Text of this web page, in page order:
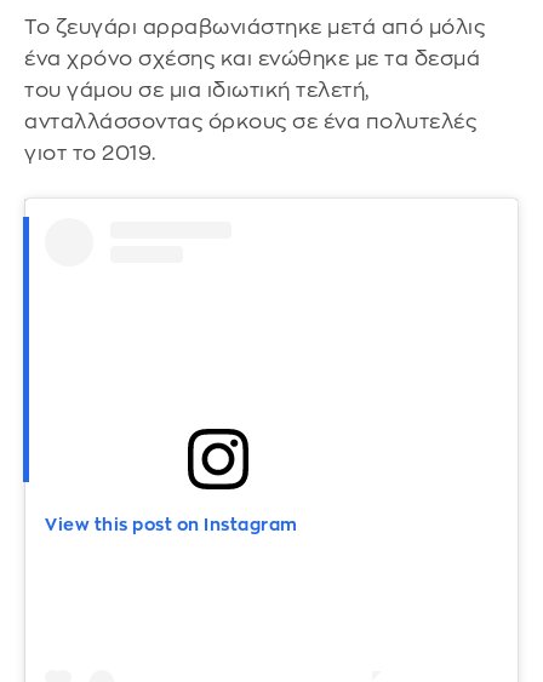
Το ζευγάρι αρραβωνιάστηκε μετά από μόλις
ένα χρόνο σχέσης και ενώθηκε με τα δεσμά
του γάμου σε μια ιδιωτική τελετή,
ανταλλάσσοντας όρκους σε ένα πολυτελές
γιοτ το 2019.
View this post on Instagram